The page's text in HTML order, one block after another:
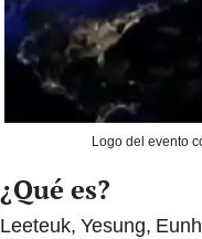
Logo del evento
¿Qué es?
Leeteuk, Yesung,